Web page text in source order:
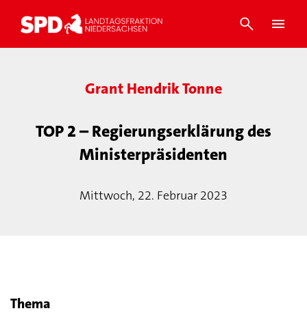
Grant Hendrik Tonne
TOP 2 – Regierungserklärung des
Ministerpräsidenten
Mittwoch, 22. Februar 2023
Thema